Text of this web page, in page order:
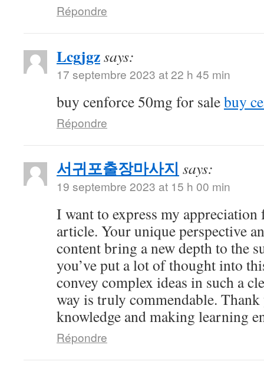
Répondre
Lcgjgzsays:
17 septembre 2023 at 22 h 45 min
buy cenforce 50mg for salebuy
Répondre
서귀포출장마사지 says:
19 septembre 2023 at 15 h 00 min
I want to express my
article. Your unique perspective
content bring a new depth to the
you’ve put a lot of thought into
convey complex ideas in such a
way is truly commendable.
knowledge and making learning
Répondre